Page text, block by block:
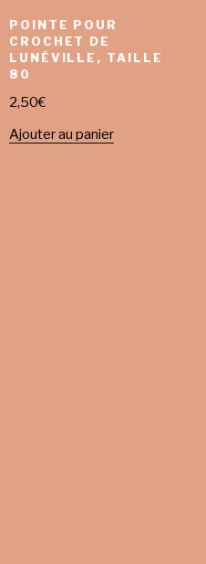
POINTE POUR
CROCHET DE
LUNÉVILLE, TAILLE
80
2,50€
Ajouter au panier